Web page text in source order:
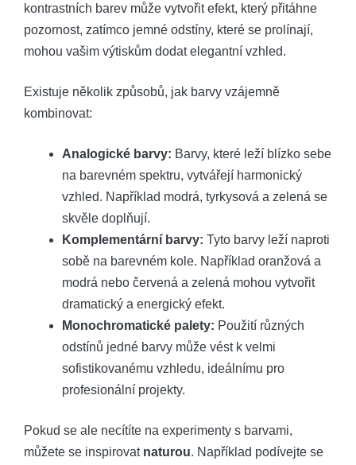
kontrastních barev může vytvořit efekt, který přitáhne
pozornost, zatímco jemné odstíny, které se prolínají,
mohou vašim výtiskům dodat elegantní vzhled.
Existuje několik způsobů, jak barvy vzájemně
kombinovat:
Analogické barvy: Barvy, které leží blízko sebe
na barevném spektru, vytvářejí harmonický
vzhled. Například modrá, tyrkysová a zelená se
skvěle doplňují.
Komplementární barvy: Tyto barvy leží naproti
sobě na barevném kole. Například oranžová a
modrá nebo červená a zelená mohou vytvořit
dramatický a energický efekt.
Monochromatické palety: Použití různých
odstínů jedné barvy může vést k velmi
sofistikovanému vzhledu, ideálnímu pro
profesionální projekty.
Pokud se ale necítíte na experimenty s barvami,
můžete se inspirovat naturou. Například podívejte se